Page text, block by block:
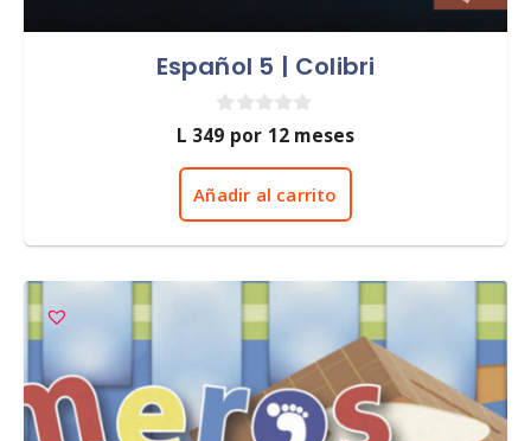
Español 5 | Colibri
0
d
e
L 349 por 12 meses
Añadir al carrito